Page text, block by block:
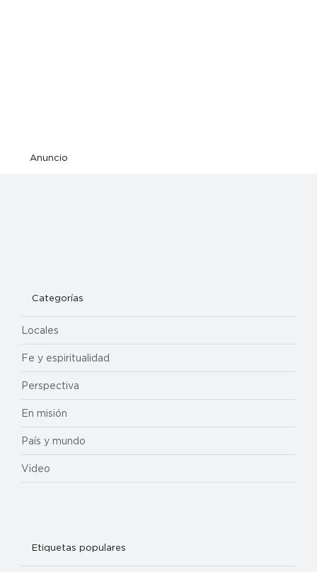
Anuncio
Categorías
Locales
Fe y espiritualidad
Perspectiva
En misión
País y mundo
Video
Etiquetas populares